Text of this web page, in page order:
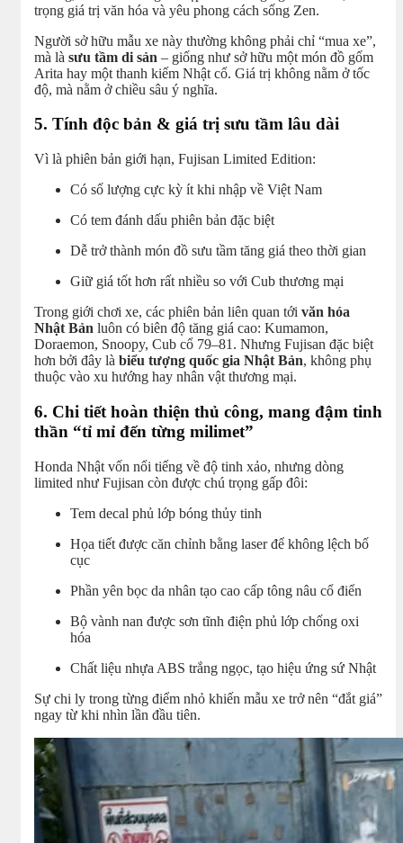
trọng giá trị văn hóa và yêu phong cách sống Zen.
Người sở hữu mẫu xe này thường không phải chỉ “mua xe”,
mà là sưu tầm di sản – giống như sở hữu một món đồ gốm
Arita hay một thanh kiếm Nhật cổ. Giá trị không nằm ở tốc
độ, mà nằm ở chiều sâu ý nghĩa.
5. Tính độc bản & giá trị sưu tầm lâu dài
Vì là phiên bản giới hạn, Fujisan Limited Edition:
Có số lượng cực kỳ ít khi nhập về Việt Nam
Có tem đánh dấu phiên bản đặc biệt
Dễ trở thành món đồ sưu tầm tăng giá theo thời gian
Giữ giá tốt hơn rất nhiều so với Cub thương mại
Trong giới chơi xe, các phiên bản liên quan tới văn hóa
Nhật Bản luôn có biên độ tăng giá cao: Kumamon,
Doraemon, Snoopy, Cub cổ 79–81. Nhưng Fujisan đặc biệt
hơn bởi đây là biểu tượng quốc gia Nhật Bản, không phụ
thuộc vào xu hướng hay nhân vật thương mại.
6. Chi tiết hoàn thiện thủ công, mang đậm tinh
thần “tỉ mỉ đến từng milimet”
Honda Nhật vốn nổi tiếng về độ tinh xảo, nhưng dòng
limited như Fujisan còn được chú trọng gấp đôi:
Tem decal phủ lớp bóng thủy tinh
Họa tiết được căn chỉnh bằng laser để không lệch bố
cục
Phần yên bọc da nhân tạo cao cấp tông nâu cổ điển
Bộ vành nan được sơn tĩnh điện phủ lớp chống oxi
hóa
Chất liệu nhựa ABS trắng ngọc, tạo hiệu ứng sứ Nhật
Sự chi ly trong từng điểm nhỏ khiến mẫu xe trở nên “đắt giá”
ngay từ khi nhìn lần đầu tiên.